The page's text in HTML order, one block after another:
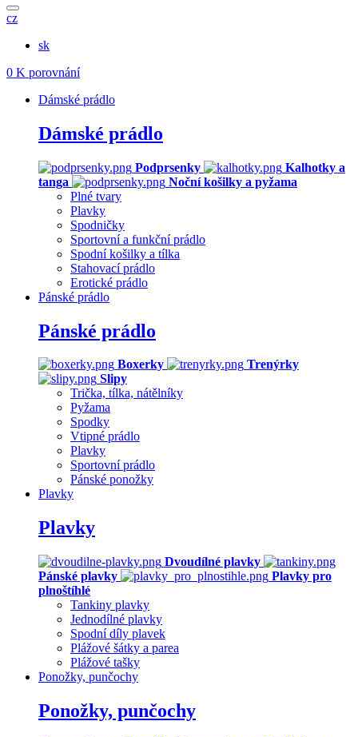
cz
sk
0 K porovnání
Dámské prádlo
Dámské prádlo
Podprsenky
Kalhotky a
tanga
Noční košilky a pyžama
Plné tvary
Plavky
Spodničky
Sportovní a funkční prádlo
Spodní košilky a tílka
Stahovací prádlo
Erotické prádlo
Pánské prádlo
Pánské prádlo
Boxerky
Trenýrky
Slipy
Trička, tílka, nátělníky
Pyžama
Spodky
Vtipné prádlo
Plavky
Sportovní prádlo
Pánské ponožky
Plavky
Plavky
Dvoudílné plavky
Pánské plavky
Plavky pro
plnoštíhlé
Tankiny plavky
Jednodílné plavky
Spodní díly plavek
Plážové šátky a parea
Plážové tašky
Ponožky, punčochy
Ponožky, punčochy